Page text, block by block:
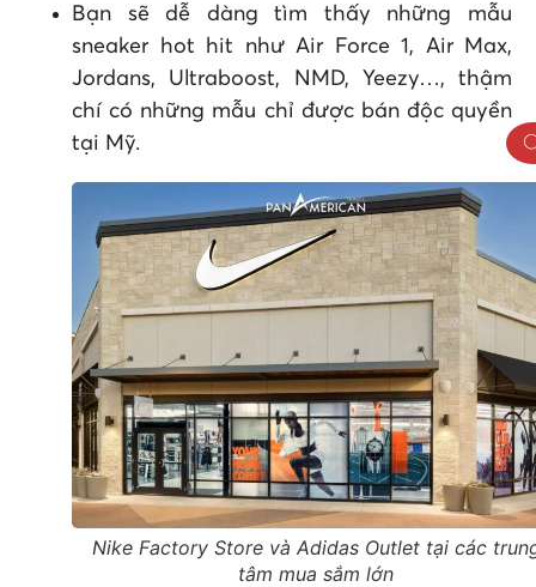
Bạn sẽ dễ dàng tìm thấy những mẫu
sneaker hot hit như Air Force 1, Air Max,
Jordans, Ultraboost, NMD, Yeezy…, thậm
chí có những mẫu chỉ được bán độc quyền
tại Mỹ.
Nike Factory Store và Adidas Outlet tại các
tâm mua sắm lớn